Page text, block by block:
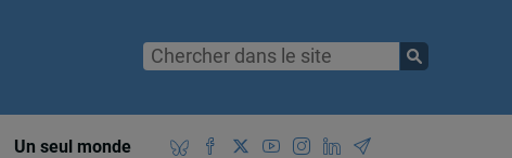
Un seul monde